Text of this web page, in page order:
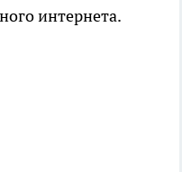
интернета.